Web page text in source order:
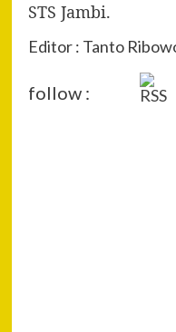
STS Jambi.
Editor : Tanto
follow :